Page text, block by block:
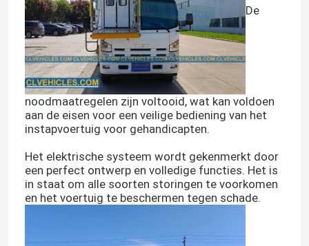
Ongeveer ons
Fabrieksreis
Kwaliteitscontrole
Contacteer ons
De
noodmaatregelen zijn voltooid, wat kan voldoen
aan de eisen voor een veilige bediening van het
instapvoertuig voor gehandicapten.
Het elektrische systeem wordt gekenmerkt door
een perfect ontwerp en volledige functies. Het is
in staat om alle soorten storingen te voorkomen
en het voertuig te beschermen tegen schade.